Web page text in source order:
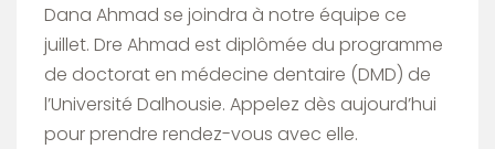
Dana Ahmad se joindra à notre équipe ce
juillet. Dre Ahmad est diplômée du programme
de doctorat en médecine dentaire (DMD) de
l’Université Dalhousie. Appelez dès aujourd’hui
pour prendre rendez-vous avec elle.